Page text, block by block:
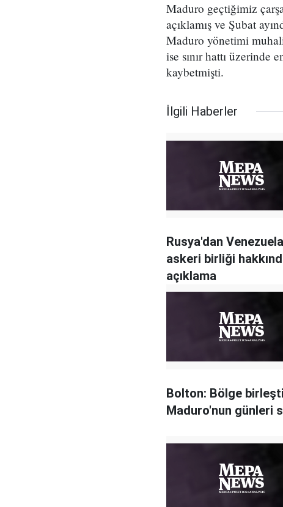
Maduro geçtiğimiz
açıklamış ve Şubat
Maduro yönetimi
ise sınır hattı üzerinde
kaybetmişti.
İlgili Haberler
Rusya'dan
askeri birliği
açıklama
Bolton: Bölge
Maduro'nun günleri